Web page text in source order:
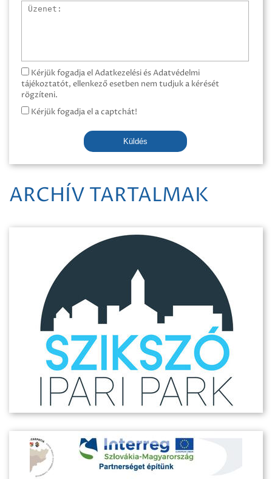
Üzenet
Kérjük fogadja el Adatkezelési és Adatvédelmi
tájékoztatót, ellenkező esetben nem tudjuk a kérését
rögzíteni.
Kérjük fogadja el a captchát!
Küldés
ARCHÍV TARTALMAK